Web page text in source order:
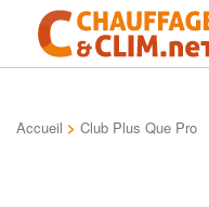
Accueil > Club Plus Que Pro